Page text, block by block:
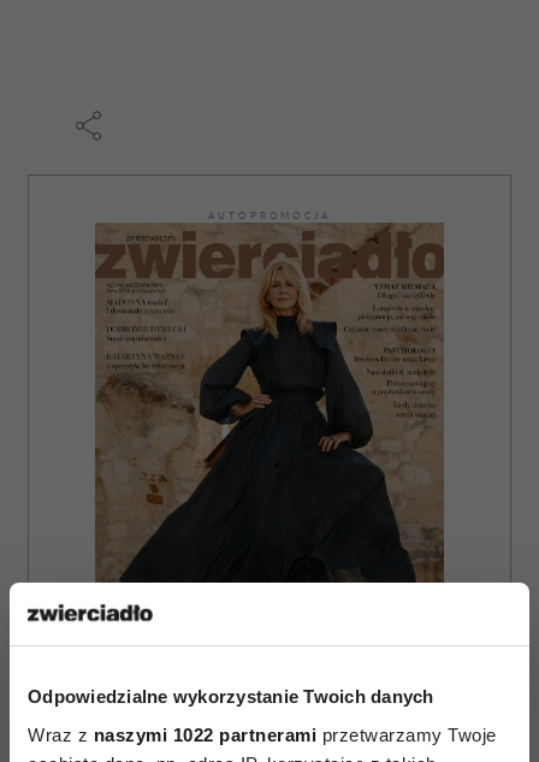
Odpowiedzialne wykorzystanie Twoich danych
Wraz z naszymi 1022 partnerami przetwarzamy Twoje
AUTOPROMOCJA
ZAMÓW
WYDANIE DRUKOWANE